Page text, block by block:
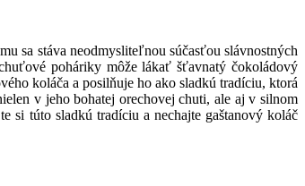
sa stáva neodmysliteľnou súčasťou slávnostných
poháriky môže lákať šťavnatý čokoládový
koláča a posilňuje ho ako sladkú tradíciu, ktorá
v jeho bohatej orechovej chuti, ale aj v silnom
si túto sladkú tradíciu a nechajte gaštanový koláč